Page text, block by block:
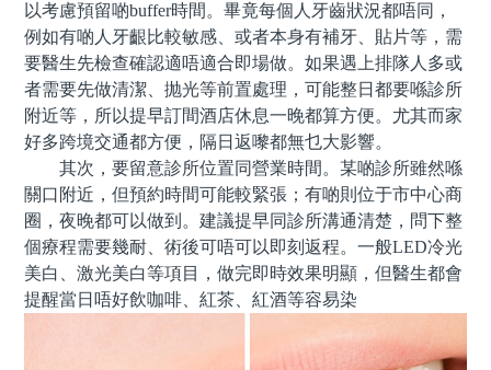
以考慮預留啲buffer時間。畢竟每個人牙齒狀況都唔同，
例如有啲人牙齦比較敏感、或者本身有補牙、貼片等，需
要醫生先檢查確認適唔適合即場做。如果遇上排隊人多或
者需要先做清潔、抛光等前置處理，可能整日都要喺診所
附近等，所以提早訂間酒店休息一晚都算方便。尤其而家
好多跨境交通都方便，隔日返嚟都無乜大影響。
其次，要留意診所位置同營業時間。某啲診所雖然喺
關口附近，但預約時間可能較緊張；有啲則位于市中心商
圈，夜晚都可以做到。建議提早同診所溝通清楚，問下整
個療程需要幾耐、術後可唔可以即刻返程。一般LED冷光
美白、激光美白等項目，做完即時效果明顯，但醫生都會
提醒當日唔好飲咖啡、紅茶、紅酒等容易染